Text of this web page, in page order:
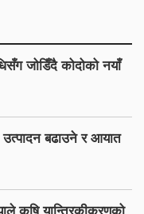
जोडिँदै कोदोको नयाँ
उत्पादन बढाउने र आयात